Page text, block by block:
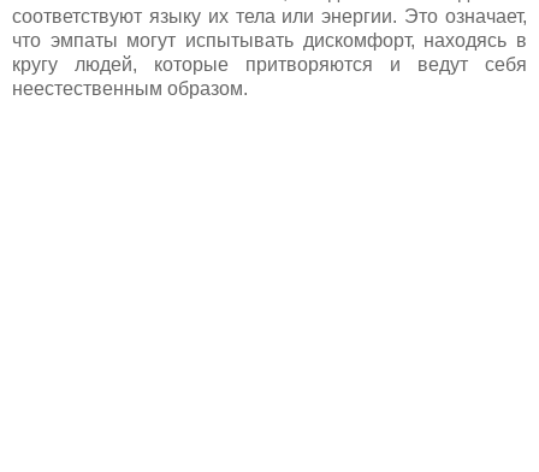
соответствуют языку их тела или энергии. Это означает,
что эмпаты могут испытывать дискомфорт, находясь в
кругу людей, которые притворяются и ведут себя
неестественным образом.